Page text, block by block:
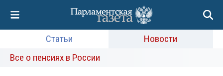
Статьи
Новости
Все о пенсиях в России